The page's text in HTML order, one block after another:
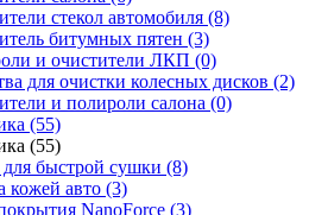
стекол автомобиля (8)
битумных пятен (3)
и очистители ЛКП (0)
для очистки колесных дисков (2)
и полироли салона (0)
(55)
(55)
быстрой сушки (8)
кожей авто (3)
NanoForce (3)